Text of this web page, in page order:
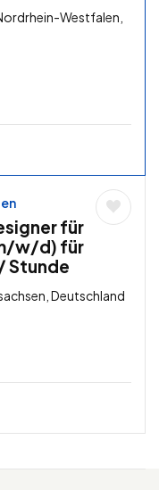
Westfalen,
für
w/d) für
Stunde
Deutschland